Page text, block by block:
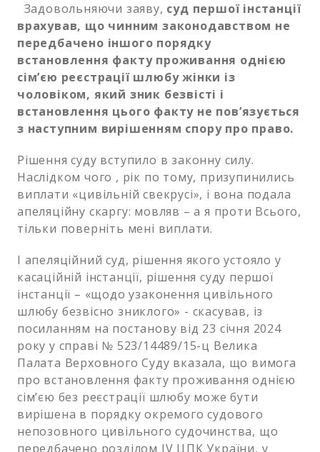
Задовольняючи заяву, суд першої інстанції
врахував, що чинним законодавством не
передбачено іншого порядку
встановлення факту проживання однією
сім’єю реєстрації шлюбу жінки із
чоловіком, який зник безвісті і
встановлення цього факту не пов’язується
з наступним вирішенням спору про право.
Рішення суду вступило в законну силу.
Наслідком чого , рік по тому, призупинились
виплати «цивільній свекрусі», і вона подала
апеляційну скаргу: мовляв – а я проти Всього,
тільки поверніть мені виплати.
І апеляційний суд, рішення якого устояло у
касаційній інстанції, рішення суду першої
інстанції – «щодо узаконення цивільного
шлюбу безвісно зниклого» - скасував, із
посиланням на постанову від 23 січня 2024
року у справі № 523/14489/15-ц Велика
Палата Верховного Суду вказала, що вимога
про встановлення факту проживання однією
сім’єю без реєстрації шлюбу може бути
вирішена в порядку окремого судового
непозовного цивільного судочинства, що
передбачено розділом IV ЦПК України, у